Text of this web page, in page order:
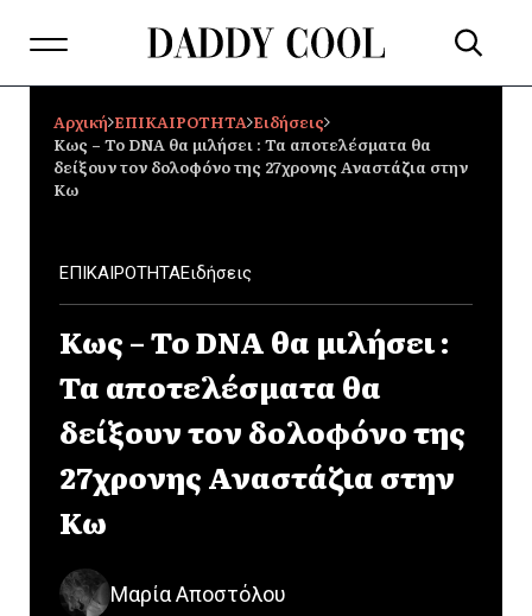
Αρχική ΕΠΙΚΑΙΡΟΤΗΤΑ Ειδήσεις
Κως – Το DNA θα μιλήσει : Τα αποτελέσματα θα
δείξουν τον δολοφόνο της 27χρονης Αναστάζια στην
Κω
ΕΠΙΚΑΙΡΟΤΗΤΑΕιδήσεις
Κως – Το DNA θα μιλήσει :
Τα αποτελέσματα θα
δείξουν τον δολοφόνο της
27χρονης Αναστάζια στην
Κω
Μαρία Αποστόλου